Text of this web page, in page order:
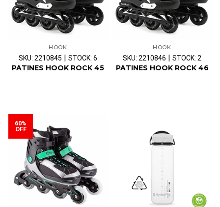
HOOK
SKU: 2210845 | STOCK: 6
PATINES HOOK ROCK 45
HOOK
SKU: 2210846 | STOCK: 2
PATINES HOOK ROCK 46
60%
OFF